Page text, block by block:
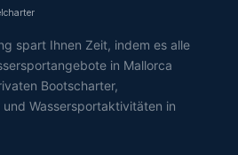
spart Ihnen Zeit, indem es alle
in Mallorca
Bootscharter,
Wassersportaktivitäten in